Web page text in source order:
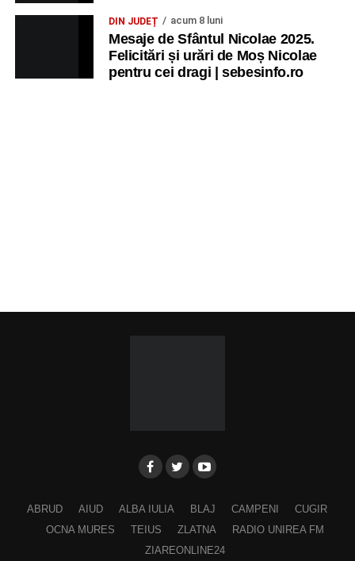
DIN JUDEȚ acum 8 luni
Mesaje de Sfântul Nicolae 2025.
Felicitări și urări de Moș Nicolae
pentru cei dragi | sebesinfo.ro
ABRUD AIUD ALBA IULIA BLAJ CAMPENI
CUGIR
OCNA MURES
TEIUS ZLATNA
RADIO UNIREA FM
ZIAREONLINE24